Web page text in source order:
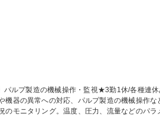
への対応、パルプ製造の機械操作など、各種設備の操作
のモニタリング。温度、圧力、流量などのパ